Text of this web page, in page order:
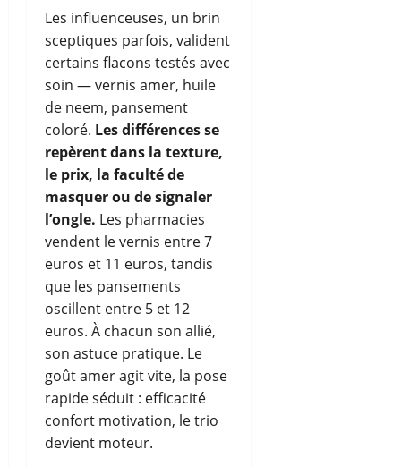
Les influenceuses, un brin
sceptiques parfois, valident
certains flacons testés avec
soin — vernis amer, huile
de neem, pansement
coloré. Les différences se
repèrent dans la texture,
le prix, la faculté de
masquer ou de signaler
l’ongle. Les pharmacies
vendent le vernis entre 7
euros et 11 euros, tandis
que les pansements
oscillent entre 5 et 12
euros. À chacun son allié,
son astuce pratique. Le
goût amer agit vite, la pose
rapide séduit : efficacité
confort motivation, le trio
devient moteur.